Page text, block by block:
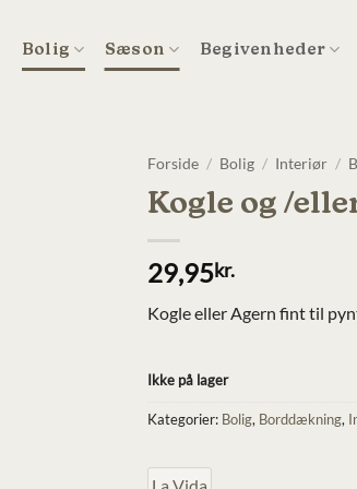
Bolig Sæson Begivenheder
Forside / Bolig / Interiør /
Kogle og /
29,95kr.
Kogle eller Agern fint til
Ikke på lager
Kategorier: Bolig, Borddækning,